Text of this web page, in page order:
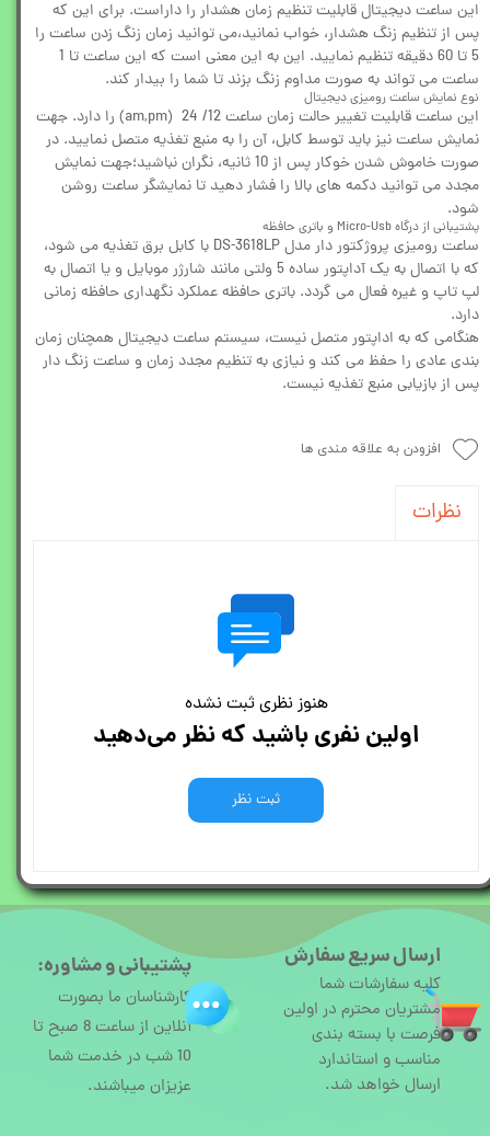
این ساعت دیجیتال قابلیت تنظیم زمان هشدار را داراست. برای این که
پس از تنظیم زنگ هشدار، خواب نمانید،می توانید زمان زنگ زدن ساعت را
5 تا 60 دقیقه تنظیم نمایید. این به این معنی است که این ساعت تا 1
ساعت می تواند به صورت مداوم زنگ بزند تا شما را بیدار کند.
نوع نمایش ساعت رومیزی دیجیتال
این ساعت قابلیت تغییر حالت زمان ساعت 12/ 24 (am,pm) را دارد. جهت
نمایش ساعت نیز باید توسط کابل، آن را به منبع تغذیه متصل نمایید. در
صورت خاموش شدن خوکار پس از 10 ثانیه، نگران نباشید؛جهت نمایش
مجدد می توانید دکمه های بالا را فشار دهید تا نمایشگر ساعت روشن
شود.
پشتیبانی از درگاه Micro-Usb و باتری حافظه
ساعت رومیزی پروژکتور دار مدل DS-3618LP با کابل برق تغذیه می شود،
که با اتصال به یک آداپتور ساده 5 ولتی مانند شارژر موبایل و یا اتصال به
لپ تاپ و غیره فعال می گردد. باتری حافظه عملکرد نگهداری حافظه زمانی
دارد.
هنگامی که به اداپتور متصل نیست، سیستم ساعت دیجیتال همچنان زمان
بندی عادی را حفظ می کند و نیازی به تنظیم مجدد زمان و ساعت زنگ دار
پس از بازیابی منبع تغذیه نیست.
افزودن به علاقه مندی ها
نظرات
هنوز نظری ثبت نشده
اولین نفری باشید که نظر می‌دهید
ثبت نظر
ارسال سریع سفارش
کلیه سفارشات شما
مشتریان محترم در اولین
فرصت با بسته بندی
مناسب و استاندارد
ارسال خواهد شد.
پشتیبانی و مشاوره:
کارشناسان ما بصورت
آنلاین از ساعت 8 صبح تا
10 شب در خدمت شما
عزیزان میباشند.